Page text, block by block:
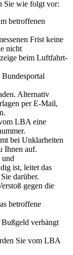
Sie wie folgt vor:
betroffenen
Frist keine
nicht
beim Luftfahrt-
Alternativ
per E-Mail,
LBA eine
bei Unklarheiten
Ihnen auf.
und
ist, leitet das
darüber.
gegen die
betroffene
verhängt
Sie vom LBA